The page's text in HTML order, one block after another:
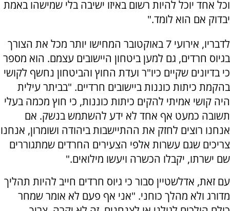
וכל אחד יוכל להיות רשום באיזו ישיבה בלי שמישהו באמת
יבדוק אם הוא לומד."
לדבריו, אירועי 7 באוקטובר המחישו יותר מכל את הצורך
בגיוס חרדים, גם למען ביטחון היישובים עצמם. הוא מספר
כי בדיונים שקיים כיו"ר ועדת החוץ והביטחון נחשף לקושי
בהקמת כיתות כוננות ביישובים חרדיים. "בביתר עילית
היה קושי אמיתי להקים כיתות כוננות, כי חוץ מכמה בעלי
תשובה כמעט אף אחד לא ידע להשתמש בנשק. אם
אנחנו רוצים לחזק את ההתיישבות ביהודה ושומרון, אנחנו
צריכים שגם עשרות אלפי הצעירים החרדים שמתגוררים
שם ישרתו, יקבלו הכשרה ויעשו מילואים."
עם זאת, אדלשטיין סבור כי גיוס חרדים חייב להיות תהליך
מדורג ולא מהלך כוחני. "אני אף פעם לא אומר שמחר